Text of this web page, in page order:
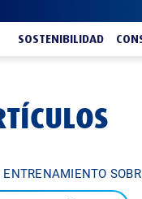
SOSTENIBILIDAD
ENTRENAMIENTO